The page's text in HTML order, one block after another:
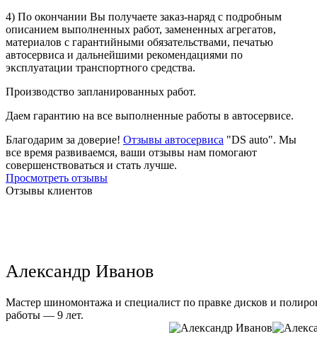
4) По окончании Вы получаете заказ-наряд с подробным
описанием выполненных работ, замененных агрегатов,
материалов с гарантийными обязательствами, печатью
автосервиса и дальнейшими рекомендациями по
эксплуатации транспортного средства.
Производство запланированных работ.
Даем гарантию на все выполненные работы в автосервисе.
Благодарим за доверие! Отзывы автосервиса "DS auto". Мы
все время развиваемся, ваши отзывы нам помогают
совершенствоваться и стать лучше.
Просмотреть отзывы
Отзывы клиентов
Александр Иванов
Мастер шиномонтажа и специалист по правке дисков и
работы — 9 лет.